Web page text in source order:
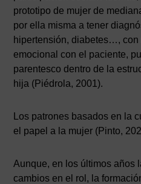
prototipo de mujer de
por ella misma a tener
hipertensión, diabetes…,
emocional con el paciente,
parentesco dentro de la
hija (Piédrola, 2001).
Los patrones basados en la
el papel a la mujer (Pinto,
Aunque, en los últimos años
cambios en el rol, la